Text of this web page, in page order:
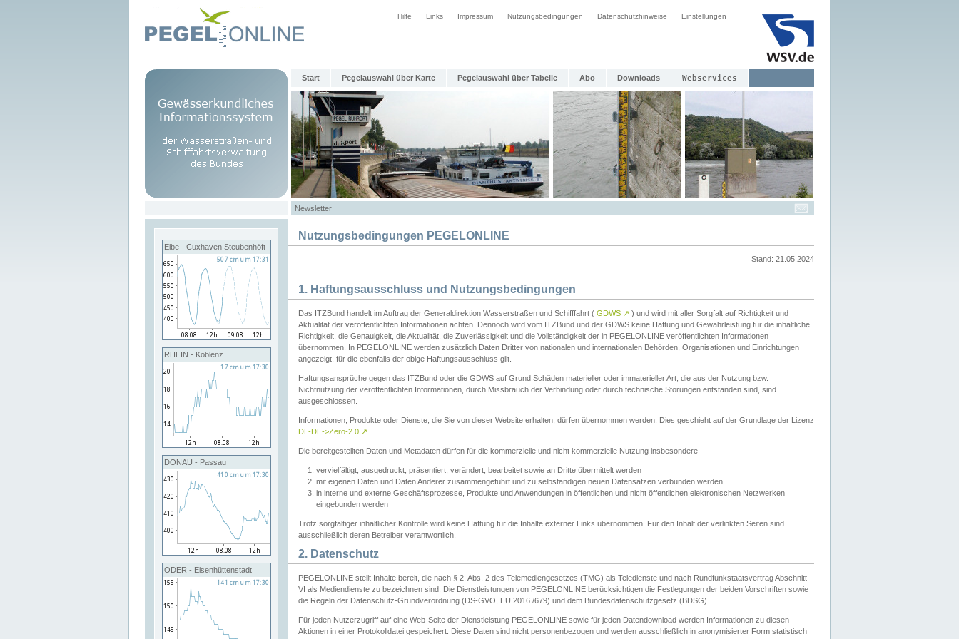
Hilfe Links Impressum Nutzungsbedingungen Datenschutzhinweise Einstellungen
Start Pegelauswahl über Karte Pegelauswahl über Tabelle Abo Downloads Webservices
Newsletter
Elbe - Cuxhaven Steubenhöft
RHEIN - Koblenz
DONAU - Passau
ODER - Eisenhüttenstadt
Nutzungsbedingungen PEGELONLINE
Stand: 21.05.2024
1. Haftungsausschluss und Nutzungsbedingungen
Das ITZBund handelt im Auftrag der Generaldirektion Wasserstraßen und Schifffahrt ( GDWS ↗ ) und wird mit aller Sorgfalt auf Richtigkeit und
Aktualität der veröffentlichten Informationen achten. Dennoch wird vom ITZBund und der GDWS keine Haftung und Gewährleistung für die inhaltliche
Richtigkeit, die Genauigkeit, die Aktualität, die Zuverlässigkeit und die Vollständigkeit der in PEGELONLINE veröffentlichten Informationen
übernommen. In PEGELONLINE werden zusätzlich Daten Dritter von nationalen und internationalen Behörden, Organisationen und Einrichtungen
angezeigt, für die ebenfalls der obige Haftungsausschluss gilt.
Haftungsansprüche gegen das ITZBund oder die GDWS auf Grund Schäden materieller oder immaterieller Art, die aus der Nutzung bzw.
Nichtnutzung der veröffentlichten Informationen, durch Missbrauch der Verbindung oder durch technische Störungen entstanden sind, sind
ausgeschlossen.
Informationen, Produkte oder Dienste, die Sie von dieser Website erhalten, dürfen übernommen werden. Dies geschieht auf der Grundlage der Lizenz
DL-DE->Zero-2.0 ↗
Die bereitgestellten Daten und Metadaten dürfen für die kommerzielle und nicht kommerzielle Nutzung insbesondere
vervielfältigt, ausgedruckt, präsentiert, verändert, bearbeitet sowie an Dritte übermittelt werden
mit eigenen Daten und Daten Anderer zusammengeführt und zu selbständigen neuen Datensätzen verbunden werden
in interne und externe Geschäftsprozesse, Produkte und Anwendungen in öffentlichen und nicht öffentlichen elektronischen Netzwerken
eingebunden werden
Trotz sorgfältiger inhaltlicher Kontrolle wird keine Haftung für die Inhalte externer Links übernommen. Für den Inhalt der verlinkten Seiten sind
ausschließlich deren Betreiber verantwortlich.
2. Datenschutz
PEGELONLINE stellt Inhalte bereit, die nach § 2, Abs. 2 des Telemediengesetzes (TMG) als Teledienste und nach Rundfunkstaatsvertrag Abschnitt
VI als Mediendienste zu bezeichnen sind. Die Dienstleistungen von PEGELONLINE berücksichtigen die Festlegungen der beiden Vorschriften sowie
die Regeln der Datenschutz-Grundverordnung (DS-GVO, EU 2016 /679) und dem Bundesdatenschutzgesetz (BDSG).
Für jeden Nutzerzugriff auf eine Web-Seite der Dienstleistung PEGELONLINE sowie für jeden Datendownload werden Informationen zu diesen
Aktionen in einer Protokolldatei gespeichert. Diese Daten sind nicht personenbezogen und werden ausschließlich in anonymisierter Form statistisch